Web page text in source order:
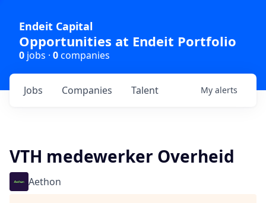
Endeit Capital
Opportunities at Endeit Portfolio
0 jobs · 0companies
Jobs Companies Talent My alerts
VTH medewerker Overheid
Aethon